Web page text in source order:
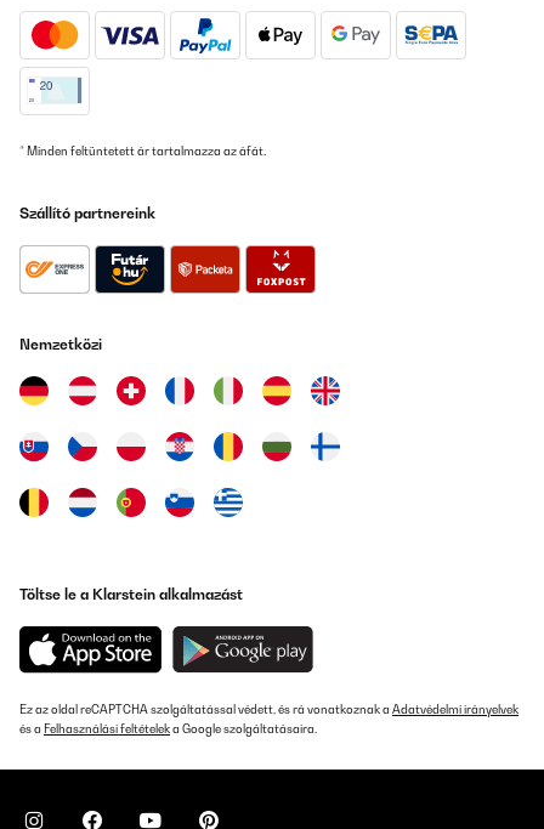
* Minden feltüntetett ár tartalmazza az áfát.
Szállító partnereink
Nemzetközi
Töltse le a Klarstein alkalmazást
Ez az oldal reCAPTCHA szolgáltatással védett, és rá vonatkoznak a Adatvédelmi irányelvek
és a Felhasználási feltételeka Google szolgáltatásaira.